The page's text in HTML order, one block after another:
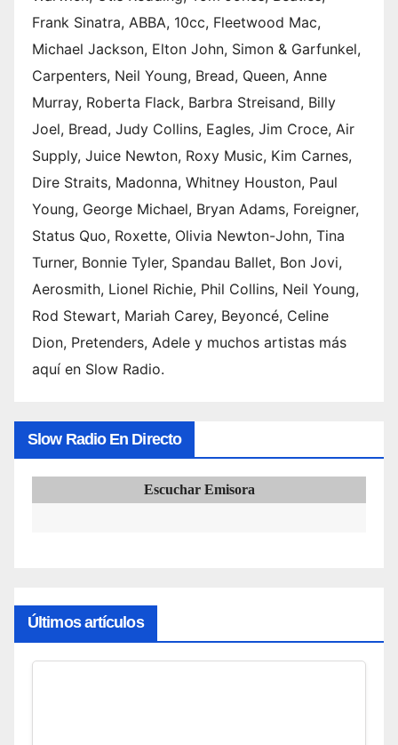
Frank Sinatra, ABBA, 10cc, Fleetwood Mac,
Michael Jackson, Elton John, Simon & Garfunkel,
Carpenters, Neil Young, Bread, Queen, Anne
Murray, Roberta Flack, Barbra Streisand, Billy
Joel, Bread, Judy Collins, Eagles, Jim Croce, Air
Supply, Juice Newton, Roxy Music, Kim Carnes,
Dire Straits, Madonna, Whitney Houston, Paul
Young, George Michael, Bryan Adams, Foreigner,
Status Quo, Roxette, Olivia Newton-John, Tina
Turner, Bonnie Tyler, Spandau Ballet, Bon Jovi,
Aerosmith, Lionel Richie, Phil Collins, Neil Young,
Rod Stewart, Mariah Carey, Beyoncé, Celine
Dion, Pretenders, Adele y muchos artistas más
aquí en Slow Radio.
Slow Radio En Directo
Escuchar Emisora
Últimos artículos